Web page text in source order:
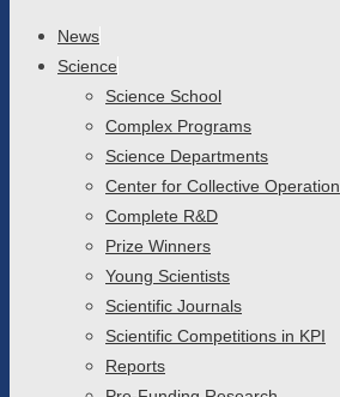
News
Science
Science School
Complex Programs
Science Departments
Center for Collective Operation
Complete R&D
Prize Winners
Young Scientists
Scientific Journals
Scientific Competitions in KPI
Reports